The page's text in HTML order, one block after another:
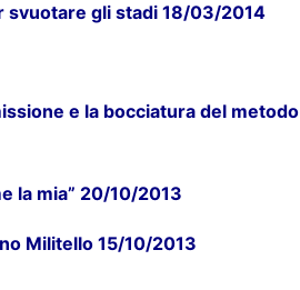
svuotare gli stadi 18/03/2014
e la bocciatura del metodo
la mia” 20/10/2013
Militello 15/10/2013